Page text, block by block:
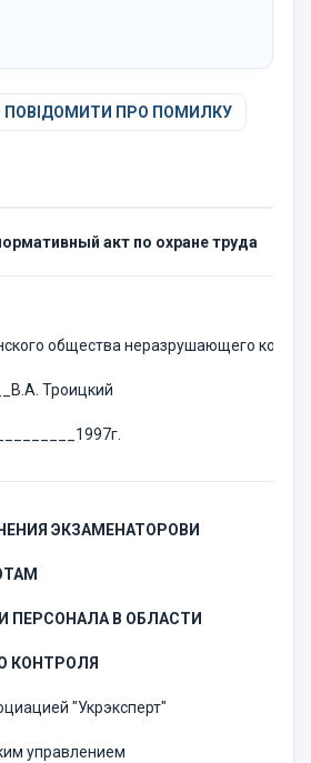
ПОВІДОМИТИ ПРО ПОМИЛКУ
акт по охране труда
общества неразрушающего
Троицкий
ЭКЗАМЕНАТОРОВ И
ПЕРСОНАЛА В ОБЛАСТИ
КОНТРОЛЯ
"Укрэксперт"
управлением